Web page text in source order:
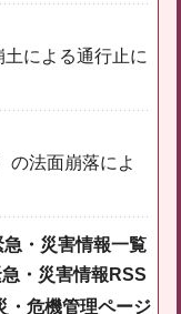
による通行止に
の法面崩落によ
急・災害情報一覧
急・災害情報RSS
・危機管理ページ